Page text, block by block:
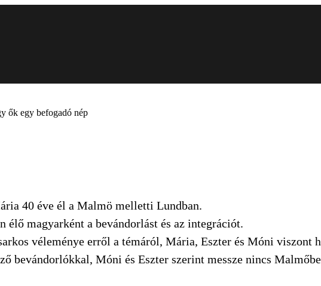
ők egy befogadó nép
40 éve él a Malmö melletti Lundban.
élő magyarként a bevándorlást és az integrációt.
véleménye erről a témáról, Mária, Eszter és Móni viszont
bevándorlókkal, Móni és Eszter szerint messze nincs